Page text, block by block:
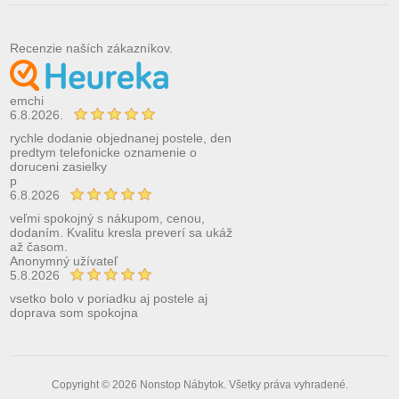
Recenzie naších zákazníkov.
emchi
6.8.2026.
rychle dodanie objednanej postele, den
predtym telefonicke oznamenie o
doruceni zasielky
p
6.8.2026
veľmi spokojný s nákupom, cenou,
dodaním. Kvalitu kresla preverí sa ukáž
až časom.
Anonymný užívateľ
5.8.2026
vsetko bolo v poriadku aj postele aj
doprava som spokojna
Copyright © 2026 Nonstop Nábytok. Všetky práva vyhradené.